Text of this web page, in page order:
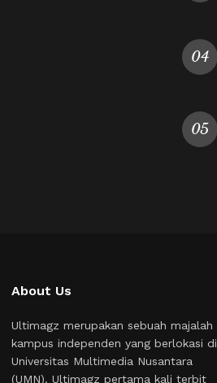
About Us
Ultimagz merupakan sebuah majalah
kampus independen yang berlokasi di
Universitas Multimedia Nusantara
(UMN). Ultimagz pertama kali terbit